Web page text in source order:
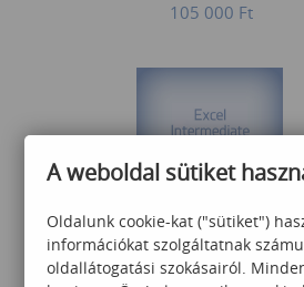
105 000 Ft
nyelvű képzés)
A weboldal sütiket
Oldalunk cookie-kat ("sütiket")
információkat szolgáltatnak
oldallátogatási szokásairól.